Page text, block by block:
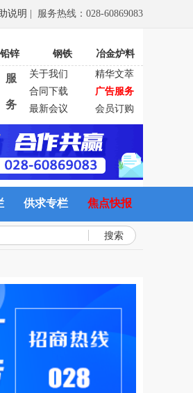
说明 | 服务热线：028-60869083
铅锌 钢铁 冶金炉料
服
务
关于我们
精华文萃
合同下载
广告服务
最新会议
会员订购
供求专栏 焦点快报
搜索